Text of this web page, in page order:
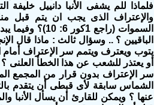
فلماذا للم يشفى الأنبا دانييل خليفة
والإعتراف الذى يجب ان يتم قبل
السموات (راجع
الباقيين ؟ .. وسؤال ثالث : ماذا قال
يتوب ويعترف ويتمم سر الإعتراف
أو يعتذر للشعب عن هذا الخطأ العلنى
سر الإعتراف بدون قرار من المجمع
الشماس سابقة لأى قبطى أن يتقدم